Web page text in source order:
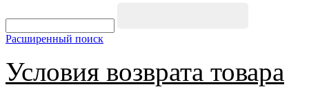
Расширенный поиск
Условия возврата товара